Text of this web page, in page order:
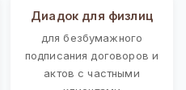
Диадок для физлиц
для безбумажного
подписания договоров и
актов с частными